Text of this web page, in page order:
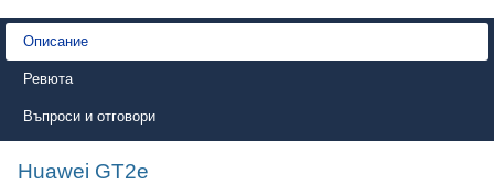
Описание
Ревюта
Въпроси и отговори
Huawei GT2e